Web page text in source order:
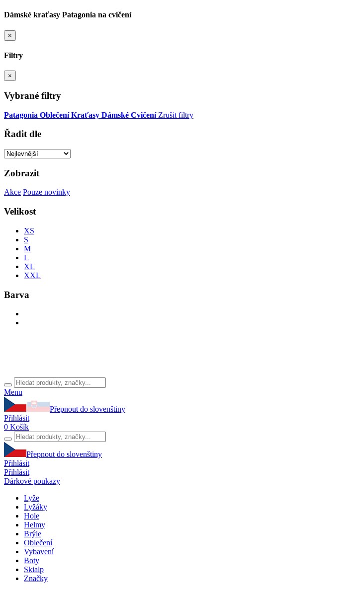
Dámské kraťasy Patagonia na cvičení
×
Filtry
×
Vybrané filtry
Patagonia Oblečení Kraťasy Dámské Cvičení Zrušit filtry
Řadit dle
Zobrazit
Akce Pouze novinky
Velikost
XS
S
M
L
XL
XXL
Barva
Menu
Přepnout do slovenštiny
Přihlásit
0 Košík
Přepnout do slovenštiny
Přihlásit
Přihlásit
Dárkové poukazy
Lyže
Lyžáky
Hole
Helmy
Brýle
Oblečení
Vybavení
Boty
Skialp
Značky